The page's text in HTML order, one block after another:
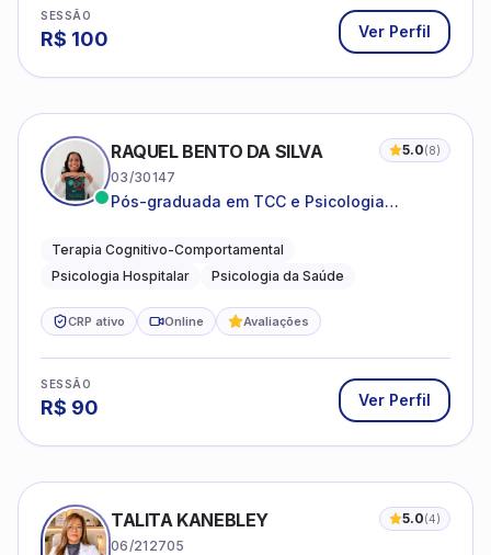
SESSÃO
R$ 100 Ver Perfil
RAQUEL BENTO DA SILVA 5.0(8)
03/30147
Pós-graduada em TCC e Psicologia
Terapia Cognitivo-Comportamental
Psicologia Hospitalar
Psicologia da Saúde
CRP ativo Online Avaliações
SESSÃO
R$ 90 Ver Perfil
TALITA KANEBLEY 5.0(4)
06/212705